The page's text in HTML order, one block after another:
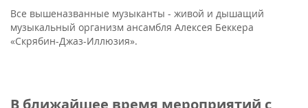
Все вышеназванные музыканты - живой и дышащий
музыкальный организм ансамбля Алексея Беккера
«Скрябин-Джаз-Иллюзия».
В ближайшее время мероприятий с